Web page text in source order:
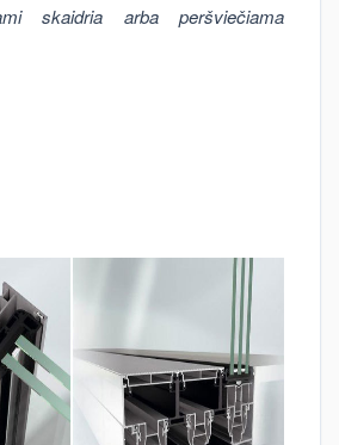
skaidria arba peršviečiama